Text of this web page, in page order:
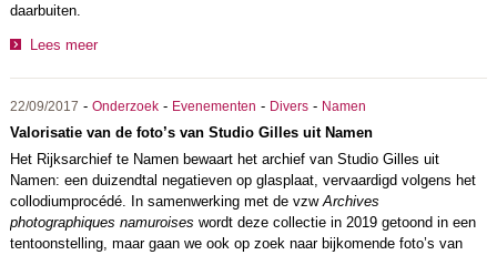
daarbuiten.
Lees meer
22/09/2017 - Onderzoek- Evenementen - Divers- Namen
Valorisatie van de foto’s van Studio Gilles uit Namen
Het Rijksarchief te Namen bewaart het archief van Studio Gilles uit
Namen: een duizendtal negatieven op glasplaat, vervaardigd volgens het
collodiumprocédé. In samenwerking met de vzwArchives
photographiques namuroises wordt deze collectie in 2019 getoond in een
tentoonstelling, maar gaan we ook op zoek naar bijkomende foto’s van